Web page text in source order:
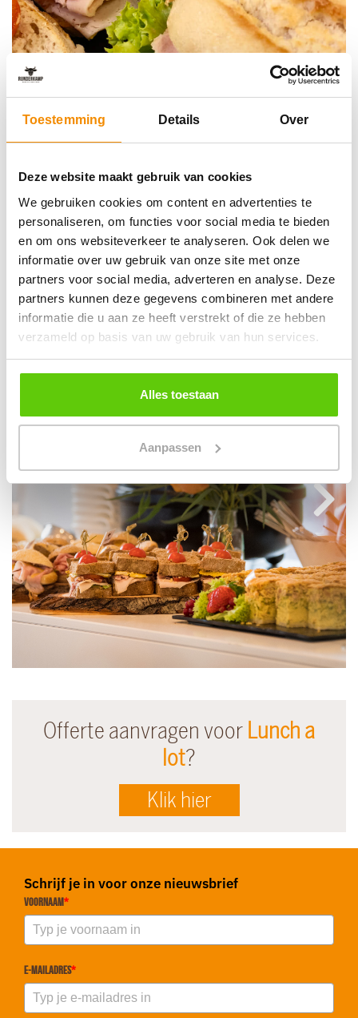
Toestemming Details Over
Deze website maakt gebruik van cookies
We gebruiken cookies om content en advertenties te
personaliseren, om functies voor social media te bieden
en om ons websiteverkeer te analyseren. Ook delen we
informatie over uw gebruik van onze site met onze
partners voor social media, adverteren en analyse. Deze
partners kunnen deze gegevens combineren met andere
informatie die u aan ze heeft verstrekt of die ze hebben
verzameld op basis van uw gebruik van hun services.
Alles toestaan
Aanpassen
Waarom Runderkamp?
Compleet van A tot Z
Met Volendamse passie gemaakt
Vlees en vis van de beste kwaliteit
Door eigen koks bereid
Bekijk meer van Lunch a lot
Offerte aanvragen voor Lunch a
lot?
Klik hier
Schrijf je in voor onze nieuwsbrief
Voornaam*
E-mailadres*